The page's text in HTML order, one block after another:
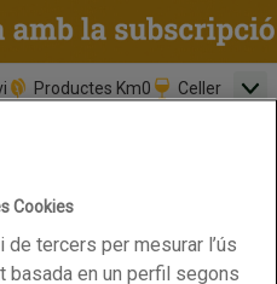
Productes Km0 Celler
Cookies
tercers per mesurar l’ús
en un perfil segons